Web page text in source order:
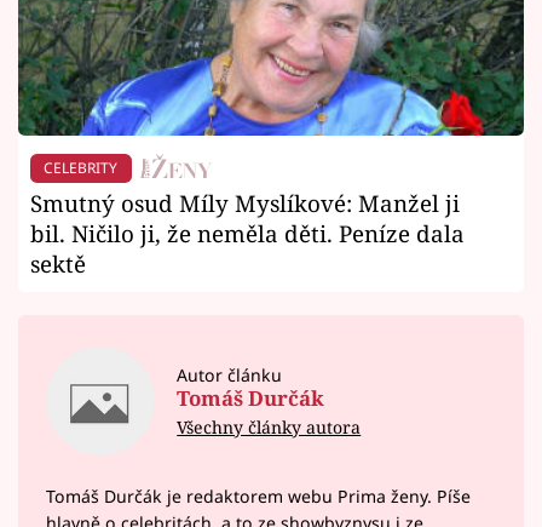
CELEBRITY
Smutný osud Míly Myslíkové: Manžel ji
bil. Ničilo ji, že neměla děti. Peníze dala
sektě
Autor článku
Tomáš Durčák
Všechny články autora
Tomáš Durčák je redaktorem webu Prima ženy. Píše